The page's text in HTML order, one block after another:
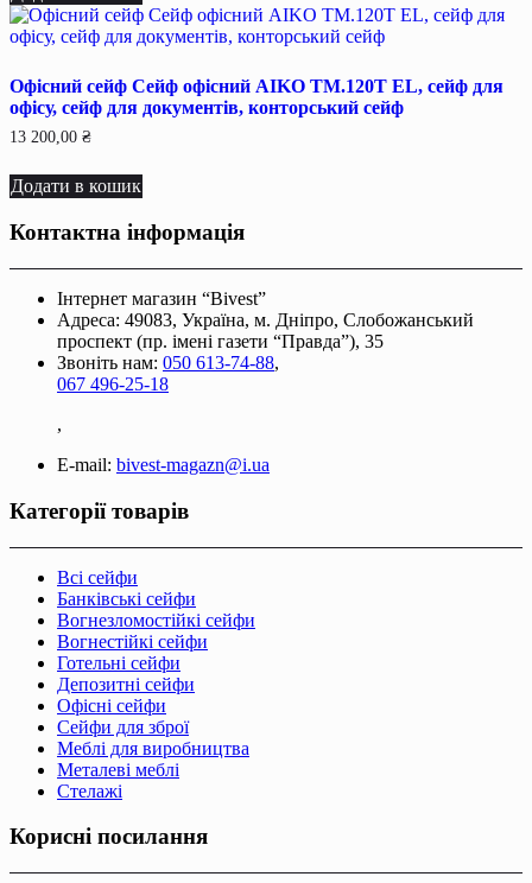
Офісний сейф Сейф офiсний AIKO TM.120T EL, сейф для
офiсу, сейф для документiв, конторський сейф
13 200,00 ₴
Додати в кошик
Контактна інформація
Інтернет магазин “Bivest”
Адреса: 49083, Україна, м. Дніпро, Слобожанський
проспект (пр. імені газети “Правда”), 35
Звоніть нам: 050 613-74-88,
067 496-25-18
,
E-mail: bivest-magazn@i.ua
Категорії товарів
Всі сейфи
Банківські сейфи
Вогнезломостійкі сейфи
Вогнестійкі сейфи
Готельні сейфи
Депозитні сейфи
Офісні сейфи
Сейфи для зброї
Меблі для виробництва
Металеві меблі
Стелажі
Корисні посилання